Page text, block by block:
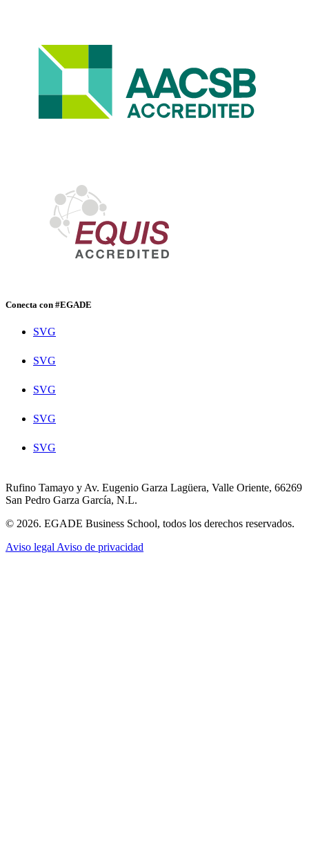
Conecta con #EGADE
SVG
SVG
SVG
SVG
SVG
Rufino Tamayo y Av. Eugenio Garza Lagüera, Valle Oriente, 66269
San Pedro Garza García, N.L.
© 2026. EGADE Business School, todos los derechos reservados.
Aviso legal Aviso de privacidad